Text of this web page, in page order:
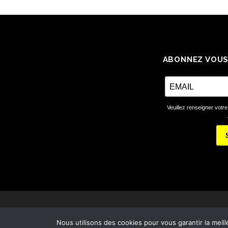
a
ABONNEZ
Veuillez renseigner
Nous utilisons des cookies pour vous garantir la